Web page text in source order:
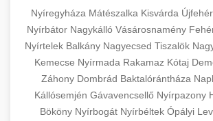
types and service
en.wikipedia.org
🚀 8. seo ügynökség
Expert search engine optimization
improve your website's visibility
traffic. Technical SEO, content
and more.
💎 9. mellplasztika
Professional breast
Nyíregyháza Mátészalka Kisvárda
Nyírbátor Nagykálló Vásárosnamény
Nyírtelek Balkány Nagyecsed Tiszalök
Kemecse Nyírmada Rakamaz Kótaj
Záhony Dombrád Baktalórántháza
Kállósemjén Gávavencsellő Nyírpazony
Bököny Nyírbogát Nyírbéltek Ópályi